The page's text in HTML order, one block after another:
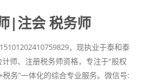
|注会 税务师
，现执业于泰和泰
师、注册税务师资格，专注于“股权
税务”一体化的综合专业服务。微信号: